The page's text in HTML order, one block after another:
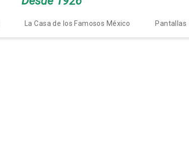
La Casa de los Famosos México Pantallas